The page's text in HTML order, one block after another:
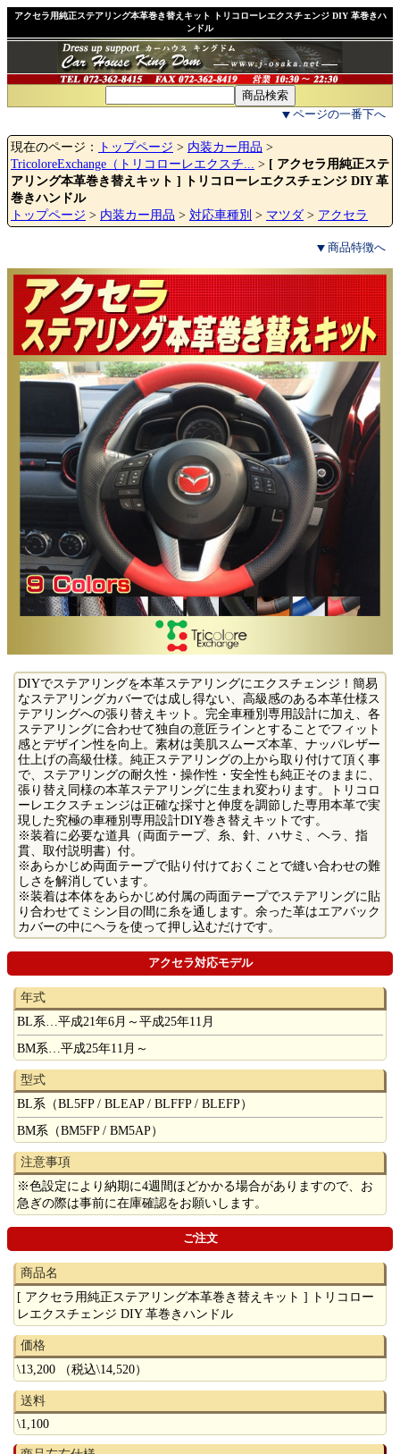
アクセラ用純正ステアリング本革巻き替えキット トリコローレエクスチェンジ DIY 革巻きハ
ンドル
ページの一番下へ
現在のページ： トップページ > 内装カー用品 >
TricoloreExchange（トリコローレエクスチ... > [ アクセラ用純正ステ
アリング本革巻き替えキット ] トリコローレエクスチェンジ DIY 革
巻きハンドル
トップページ > 内装カー用品 > 対応車種別 > マツダ > アクセラ
商品特徴へ
DIYでステアリングを本革ステアリングにエクスチェンジ！簡易
なステアリングカバーでは成し得ない、高級感のある本革仕様ス
テアリングへの張り替えキット。完全車種別専用設計に加え、各
ステアリングに合わせて独自の意匠ラインとすることでフィット
感とデザイン性を向上。素材は美肌スムーズ本革、ナッパレザー
仕上げの高級仕様。純正ステアリングの上から取り付けて頂く事
で、ステアリングの耐久性・操作性・安全性も純正そのままに、
張り替え同様の本革ステアリングに生まれ変わります。トリコロ
ーレエクスチェンジは正確な採寸と伸度を調節した専用本革で実
現した究極の車種別専用設計DIY巻き替えキットです。
※装着に必要な道具（両面テープ、糸、針、ハサミ、ヘラ、指
貫、取付説明書）付。
※あらかじめ両面テープで貼り付けておくことで縫い合わせの難
しさを解消しています。
※装着は本体をあらかじめ付属の両面テープでステアリングに貼
り合わせてミシン目の間に糸を通します。余った革はエアバック
カバーの中にヘラを使って押し込むだけです。
アクセラ対応モデル
年式
BL系…平成21年6月～平成25年11月
BM系…平成25年11月～
型式
BL系（BL5FP / BLEAP / BLFFP / BLEFP）
BM系（BM5FP / BM5AP）
注意事項
※色設定により納期に4週間ほどかかる場合がありますので、お
急ぎの際は事前に在庫確認をお願いします。
ご注文
商品名
[ アクセラ用純正ステアリング本革巻き替えキット ] トリコロー
レエクスチェンジ DIY 革巻きハンドル
価格
\13,200 （税込\14,520）
送料
\1,100